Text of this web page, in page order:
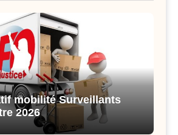
mobilité Surveillants
2026